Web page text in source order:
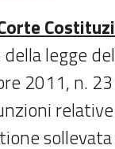
legge
2011, n.